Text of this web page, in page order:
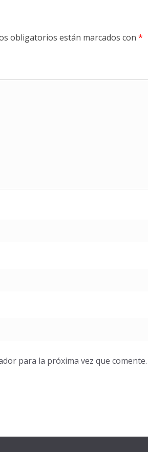
obligatorios están marcados con *
para la próxima vez que comente.